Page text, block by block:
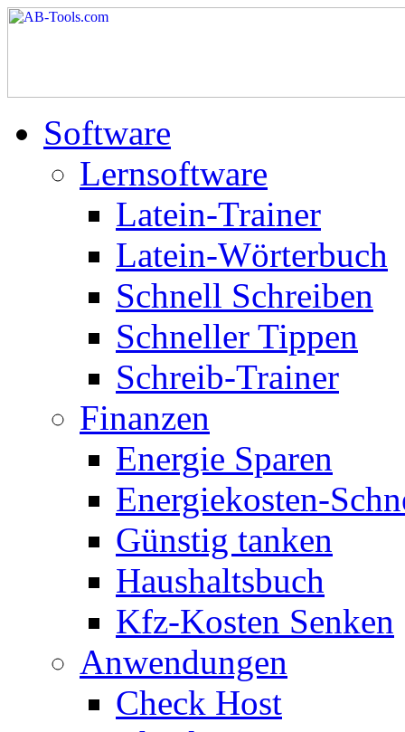
Software
Lernsoftware
Latein-Trainer
Latein-Wörterbuch
Schnell Schreiben
Schneller Tippen
Schreib-Trainer
Finanzen
Energie Sparen
Energiekosten-
Günstig tanken
Haushaltsbuch
Kfz-Kosten Senken
Anwendungen
Check Host